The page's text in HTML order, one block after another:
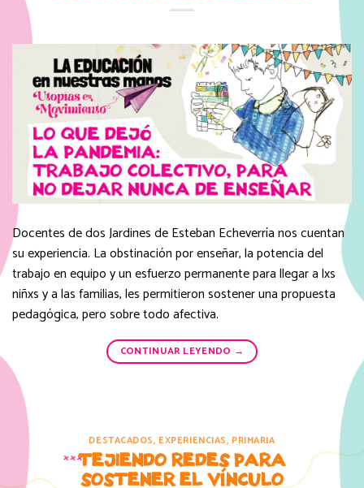
Docentes de dos Jardines de Esteban Echeverría nos cuentan
su experiencia. La obstinación por enseñar, la potencia del
trabajo en equipo y un esfuerzo permanente para llegar a lxs
niñxs y a las familias, les permitieron sostener una propuesta
pedagógica, pero sobre todo afectiva.
CONTINUAR LEYENDO →
DESTACADOS, EXPERIENCIAS, PRIMARIA
TEJIENDO REDES PARA
SOSTENER EL VÍNCULO